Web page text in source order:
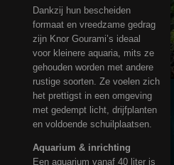
Dankzij hun bescheiden
formaat en vreedzame gedrag
zijn Knor Gourami’s ideaal
voor kleinere aquaria, mits ze
gehouden worden met andere
rustige soorten. Ze voelen zich
het prettigst in een omgeving
met gedempt licht, drijfplanten
en voldoende schuilplaatsen.
Aquarium & inrichting
Een aquarium vanaf 40 liter is